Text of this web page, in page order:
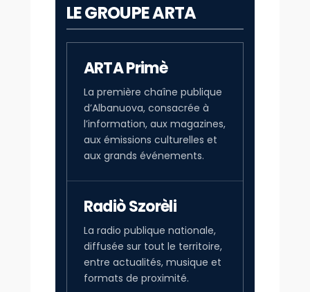
LE GROUPE ARTA
ARTA Primè
La première chaîne publique
d’Albanuova, consacrée à
l’information, aux magazines,
aux émissions culturelles et
aux grands événements.
Radiò Szorèli
La radio publique nationale,
diffusée sur tout le territoire,
entre actualités, musique et
formats de proximité.